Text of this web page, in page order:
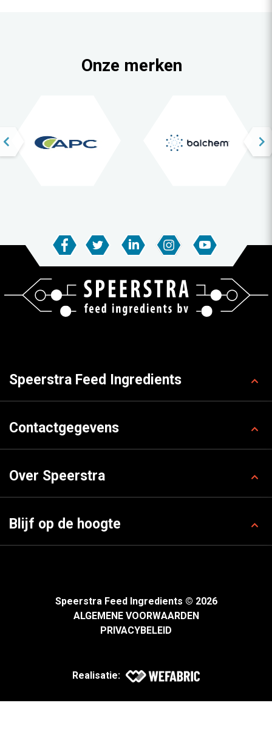
Onze merken
Speerstra Feed Ingredients
Contactgegevens
Over Speerstra
Blijf op de hoogte
Speerstra Feed Ingredients © 2026
ALGEMENE VOORWAARDEN
PRIVACYBELEID
Realisatie: